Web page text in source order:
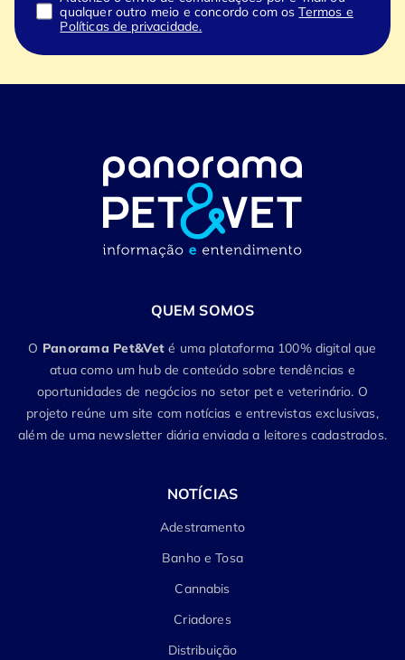
qualquer outro meio e concordo com osTermos e
Políticas de privacidade.
QUEM SOMOS
O Panorama Pet&Vet é uma plataforma 100% digital que
atua como um hub de conteúdo sobre tendências e
oportunidades de negócios no setor pet e veterinário. O
projeto reúne um site com notícias e entrevistas exclusivas,
além de uma newsletter diária enviada a leitores cadastrados.
NOTÍCIAS
Adestramento
Banho e Tosa
Cannabis
Criadores
Distribuição